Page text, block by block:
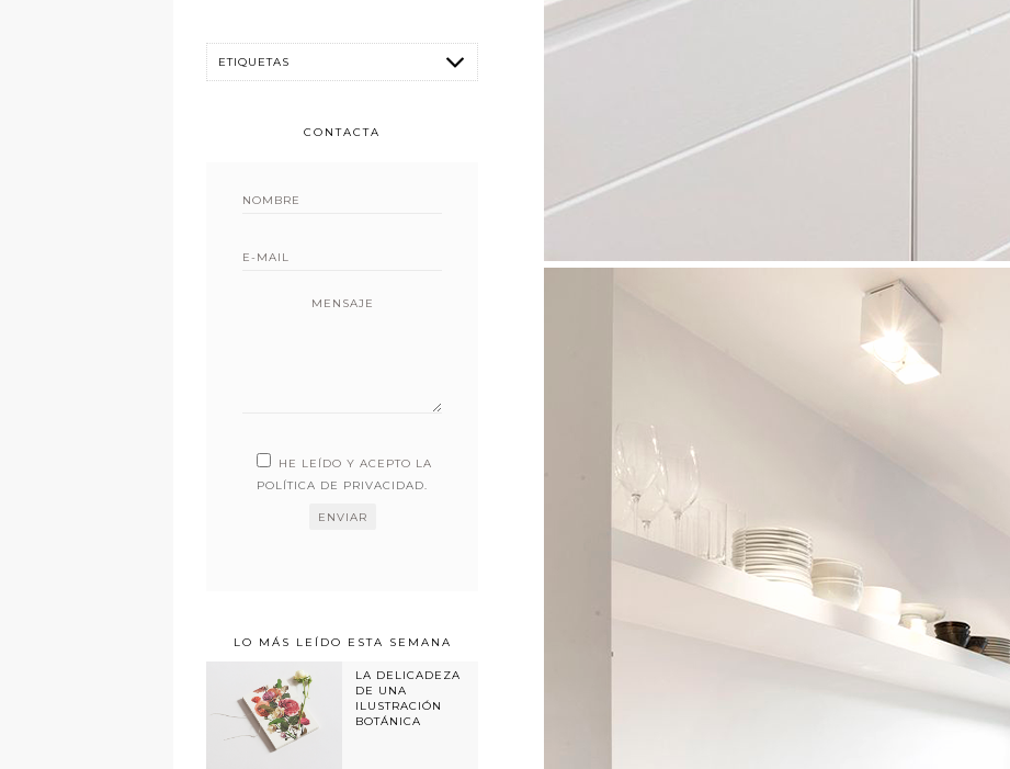
CONTACTA
MENSAJE
HE LEÍDO Y ACEPTO LA
POLÍTICA DE PRIVACIDAD.
LO MÁS LEÍDO ESTA SEMANA
LA DELICADEZA
DE UNA
ILUSTRACIÓN
BOTÁNICA